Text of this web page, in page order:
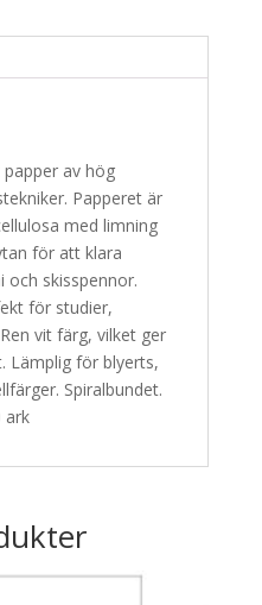
av hög
Papperet är
med limning
för att klara
och skisspennor.
för studier,
vit färg, vilket ger
Lämplig för blyerts,
Spiralbundet.
ark